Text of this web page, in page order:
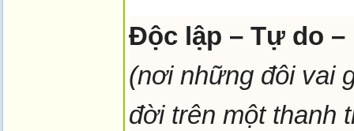
Độc lập – Tự do –
(nơi những đôi vai
đời trên một thanh